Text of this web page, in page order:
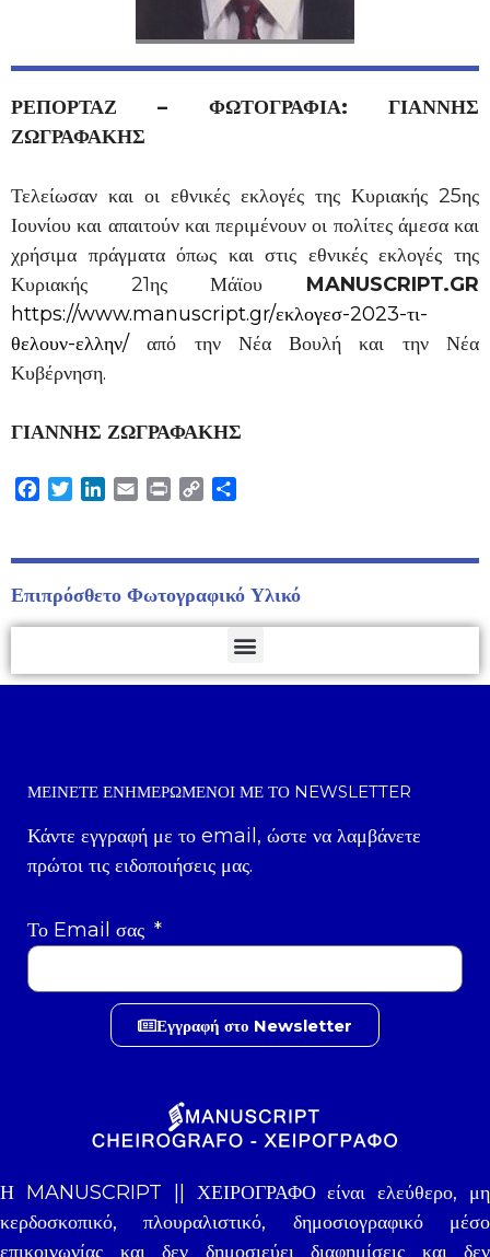
ΡΕΠΟΡΤΑΖ – ΦΩΤΟΓΡΑΦΙΑ: ΓΙΑΝΝΗΣ
ΖΩΓΡΑΦΑΚΗΣ
Τελείωσαν και οι εθνικές εκλογές της Κυριακής 25ης
Ιουνίου και απαιτούν και περιμένουν οι πολίτες άμεσα και
χρήσιμα πράγματα όπως και στις εθνικές εκλογές της
Κυριακής 21ης Μάϊου MANUSCRIPT.GR
https://www.manuscript.gr/εκλογεσ-2023-τι-
θελουν-ελλην/ από την Νέα Βουλή και την Νέα
Κυβέρνηση.
ΓΙΑΝΝΗΣ ΖΩΓΡΑΦΑΚΗΣ
Facebook
TwitterLinkedIn
EmailPrint Copy
Επιπρόσθετο Φωτογραφικό Υλικό
ΜΕΊΝΕΤΕ ΕΝΗΜΕΡΩΜΈΝΟΙ ΜΕ ΤΟ NEWSLETTER
Κάντε εγγραφή με το email, ώστε να λαμβάνετε
πρώτοι τις ειδοποιήσεις μας.
Το Email σας
Εγγραφή στο Newsletter
Η MANUSCRIPT || ΧΕΙΡΟΓΡΑΦΟ είναι ελεύθερο, μη
κερδοσκοπικό, πλουραλιστικό, δημοσιογραφικό μέσο
επικοινωνίας και δεν δημοσιεύει διαφημίσεις και δεν